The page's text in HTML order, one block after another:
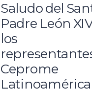
Saludo del
Padre León
los
Ceprome
Latinoamérica